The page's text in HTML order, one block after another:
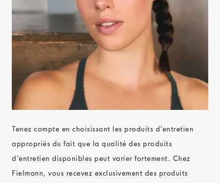
Tenez compte en choisissant les produits d'entretien
appropriés du fait que la qualité des produits
d'entretien disponibles peut varier fortement. Chez
Fielmann, vous recevez exclusivement des produits